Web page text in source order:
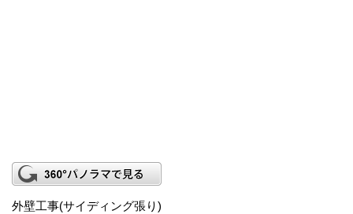
外壁工事(サイディング張り)